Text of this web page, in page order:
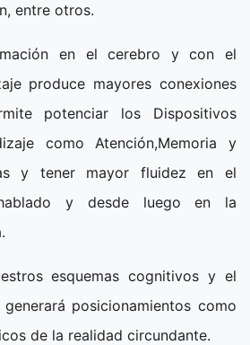
entre otros.
en el cerebro y con el
produce mayores conexiones
potenciar los Dispositivos
como Atención,Memoria y
y tener mayor fluidez en el
y desde luego en la
esquemas cognitivos y el
posicionamientos como
de la realidad circundante.